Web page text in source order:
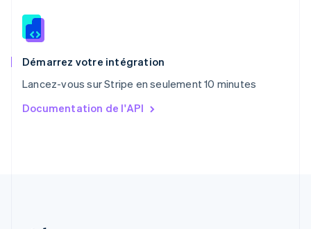
Démarrez votre intégration
Lancez-vous sur Stripe en seulement 10 minutes
Documentation de l'API
Roumanie
Royaume-Uni
English
English简体中文
English